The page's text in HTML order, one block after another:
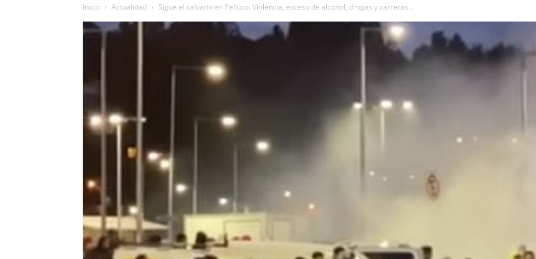
Inicio Actualidad Sigue el calvario en Pelluco: Violencia, exceso de alcohol, drogas y carreras...